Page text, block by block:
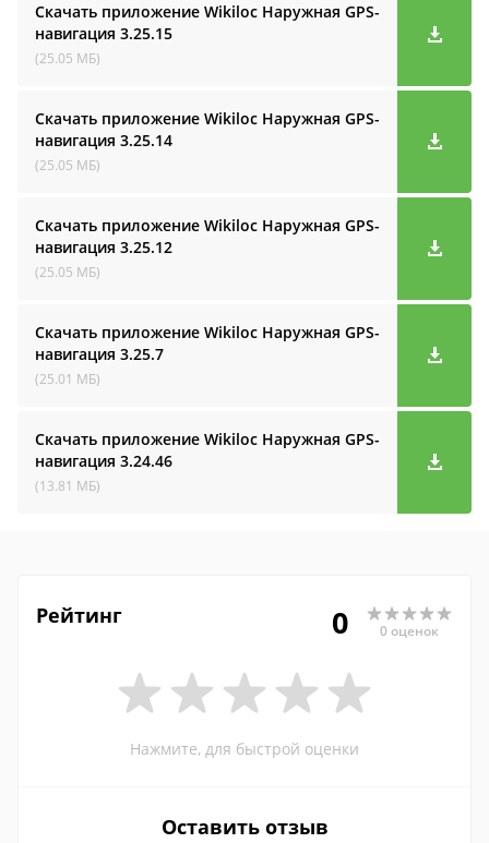
Скачать приложение Wikiloc Наружная GPS-
навигация 3.25.15
(25.05 МБ)
Скачать приложение Wikiloc Наружная GPS-
навигация 3.25.14
(25.05 МБ)
Скачать приложение Wikiloc Наружная GPS-
навигация 3.25.12
(25.05 МБ)
Скачать приложение Wikiloc Наружная GPS-
навигация 3.25.7
(25.01 МБ)
Скачать приложение Wikiloc Наружная GPS-
навигация 3.24.46
(13.81 МБ)
Рейтинг 0 0 оценок
Нажмите, для быстрой оценки
Оставить отзыв